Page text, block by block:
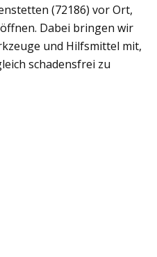
(72186) vor Ort,
Dabei bringen wir
und Hilfsmittel mit,
schadensfrei zu